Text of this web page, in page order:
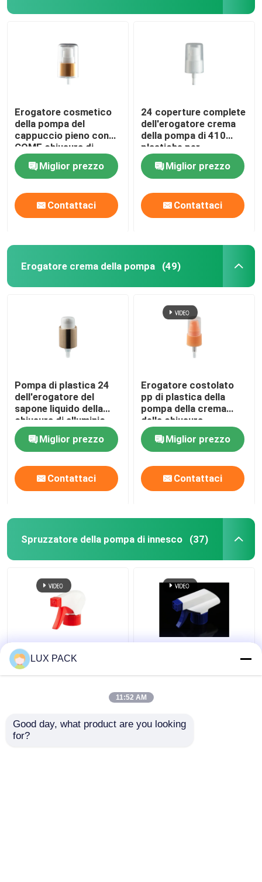
Erogatore cosmetico
della pompa del
cappuccio pieno con
COME chiusura di
alluminio dorata
materialeMiglior prezzo
Contattaci
24 coperture complete
dell'erogatore crema
della pompa di 410
plastiche per
l'imballaggio
cosmeticoMiglior prezzo
Contattaci
Erogatore crema della pompa (49)
Pompa di plastica 24
dell'erogatore del
sapone liquido della
chiusura di alluminio
410 pp di plastica
materialiMiglior prezzo
Contattaci
Erogatore costolato
pp di plastica della
pompa della crema
della chiusura
materiale con la
lunghezza su
ordinazione della
metropolitana
Miglior prezzo
Contattaci
Spruzzatore della pompa di innesco (37)
Spruzzatore bianco
rosso di plastica 28
Materiale di plastica su
spruzzo della pompa di
colore per fare il
LUX PACK
11:52 AM
Good day, what product are you looking
for?